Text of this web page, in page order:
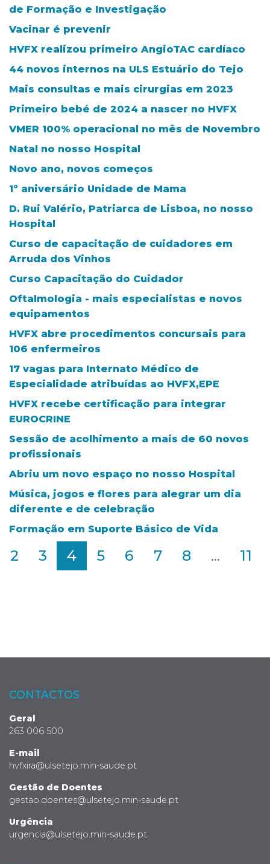
de Formação e Investigação
Vacinar é prevenir
HVFX realizou primeiro AngioTAC cardíaco
44 novos internos na ULS Estuário do Tejo
Mais consultas e mais cirurgias em 2023
Primeiro bebé de 2024 a nascer no HVFX
VMER 100% operacional no mês de Novembro
Natal no nosso Hospital
Novo ano, novos começos
1º aniversário Unidade de Mama
D. Rui Valério, Patriarca de Lisboa, no nosso
Hospital
Curso de capacitação de cuidadores em
Arruda dos Vinhos
Curso Capacitação do Cuidador
Oftalmologia - mais especialistas e novos
equipamentos
HVFX abre procedimentos concursais para
106 enfermeiros
17 vagas para Internato Médico de
Especialidade atribuídas ao HVFX,EPE
HVFX recebe certificação para integrar
EUROCRINE
Sessão de acolhimento a mais de 60 novos
profissionais
Abriu um novo espaço no nosso Hospital
Música, jogos e flores para alegrar um dia
diferente e de celebração
Formação em Suporte Básico de Vida
2 3 4 5 6 7 8 ... 11
CONTACTOS
Geral
263 006 500
E-mail
hvfxira@ulsetejo.min-saude.pt
Gestão de Doentes
gestao.doentes@ulsetejo.min-saude.pt
Urgência
urgencia@ulsetejo.min-saude.pt